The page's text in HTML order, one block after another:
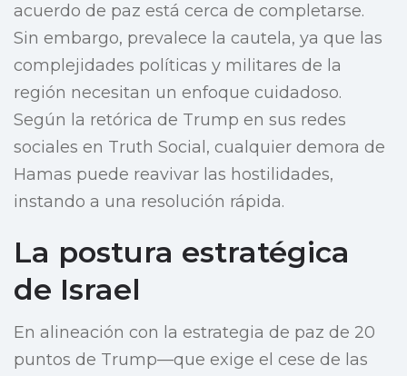
acuerdo de paz está cerca de completarse.
Sin embargo, prevalece la cautela, ya que las
complejidades políticas y militares de la
región necesitan un enfoque cuidadoso.
Según la retórica de Trump en sus redes
sociales en Truth Social, cualquier demora de
Hamas puede reavivar las hostilidades,
instando a una resolución rápida.
La postura estratégica
de Israel
En alineación con la estrategia de paz de 20
puntos de Trump—que exige el cese de las